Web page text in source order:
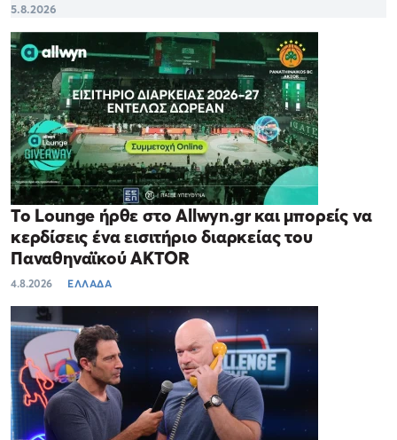
5.8.2026
Το Lounge ήρθε στο Allwyn.gr και μπορείς να
κερδίσεις ένα εισιτήριο διαρκείας του
Παναθηναϊκού AKTOR
4.8.2026 ΕΛΛΑΔΑ